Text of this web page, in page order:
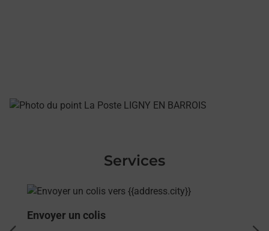
Services
En savoir plus
Envoyer un colis